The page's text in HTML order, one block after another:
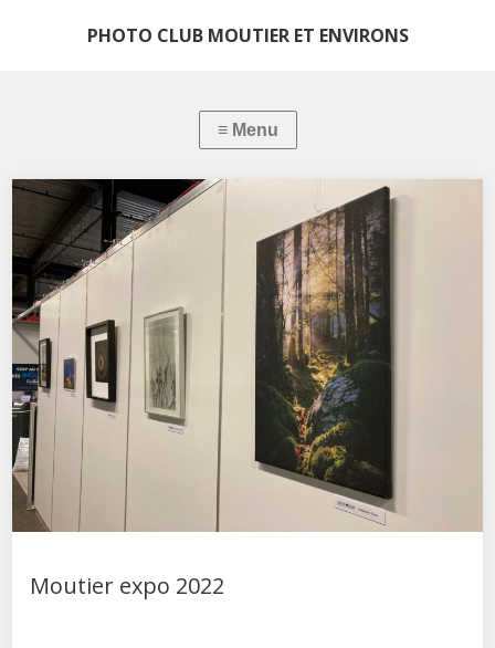
PHOTO CLUB MOUTIER ET ENVIRONS
Moutier expo 2022